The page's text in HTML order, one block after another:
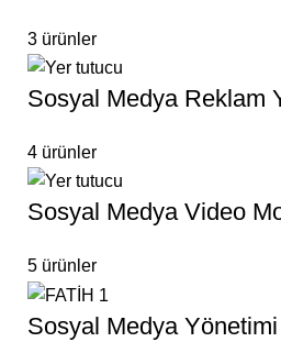
3 ürünler
Sosyal Medya Reklam
4 ürünler
Sosyal Medya Video
5 ürünler
Sosyal Medya Yönetimi